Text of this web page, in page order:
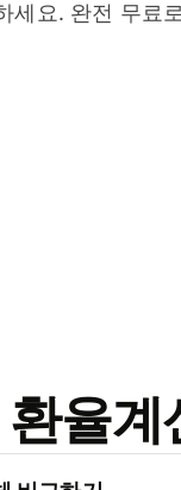
세요. 완전 무료
율